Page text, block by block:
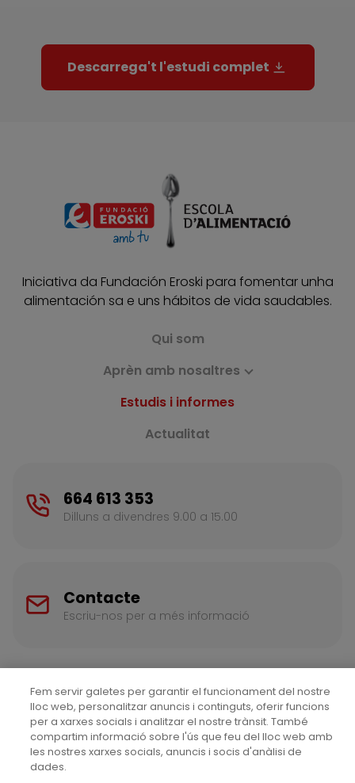
Descarrega't l'estudi complet
Iniciativa da Fundación Eroski para fomentar unha
alimentación sa e uns hábitos de vida saudables.
Qui som
Aprèn amb nosaltres
Estudis i informes
Actualitat
664 613 353
Dilluns a divendres 9.00 a 15.00
Contacte
Escriu-nos per a més informació
Avís legal
Política de galetes
Fem servir galetes per garantir el funcionament del nostre
lloc web, personalitzar anuncis i continguts, oferir funcions
per a xarxes socials i analitzar el nostre trànsit. També
compartim informació sobre l'ús que feu del lloc web amb
les nostres xarxes socials, anuncis i socis d'anàlisi de
dades.